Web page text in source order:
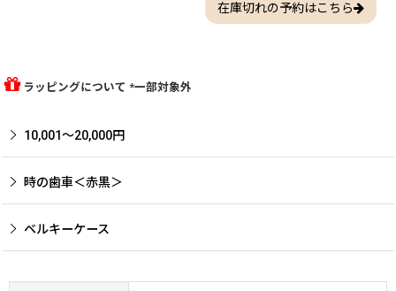
在庫切れの予約はこちら
ラッピングについて *一部対象外
10,001〜20,000円
時の歯車＜赤黒＞
ベルキーケース